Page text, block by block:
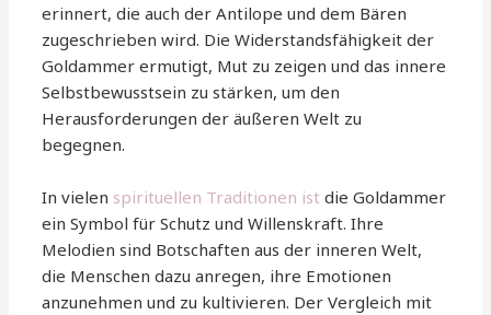
erinnert, die auch der Antilope und dem Bären
zugeschrieben wird. Die Widerstandsfähigkeit der
Goldammer ermutigt, Mut zu zeigen und das innere
Selbstbewusstsein zu stärken, um den
Herausforderungen der äußeren Welt zu
begegnen.
In vielen spirituellen Traditionen ist die Goldammer
ein Symbol für Schutz und Willenskraft. Ihre
Melodien sind Botschaften aus der inneren Welt,
die Menschen dazu anregen, ihre Emotionen
anzunehmen und zu kultivieren. Der Vergleich mit